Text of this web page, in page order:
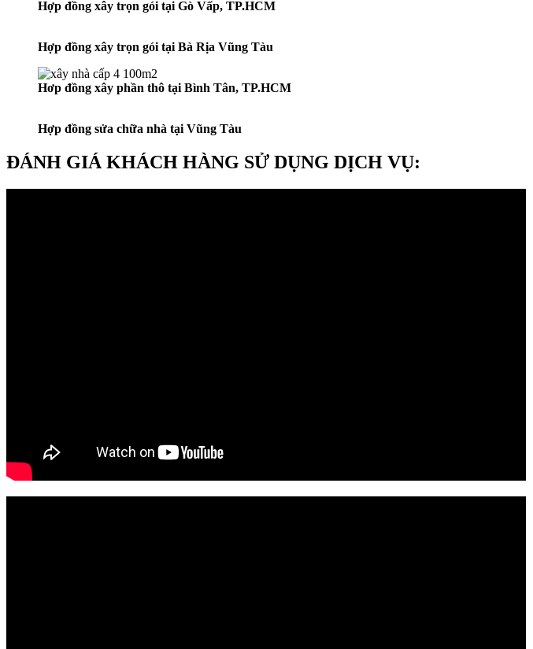
Hợp đồng xây trọn gói tại Gò Vấp, TP.HCM
Hợp đồng xây trọn gói tại Bà Rịa Vũng Tàu
Hơp đồng xây phần thô tại Bình Tân, TP.HCM
Hợp đồng sửa chữa nhà tại Vũng Tàu
ĐÁNH GIÁ KHÁCH HÀNG SỬ DỤNG DỊCH VỤ: